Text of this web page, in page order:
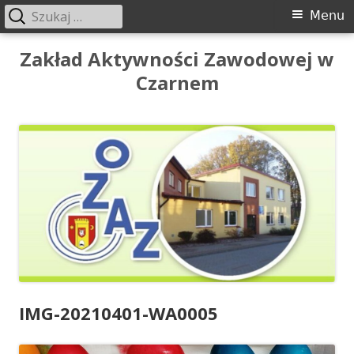
Przeskocz
Zakład Aktywności Zawodowej w
Czarnem
Menu
główne
Menu
Szukaj:
IMG-20210401-WA0005